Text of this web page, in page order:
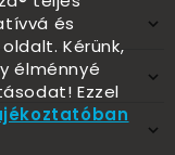
és
Kérünk,
élménnyé
Ezzel